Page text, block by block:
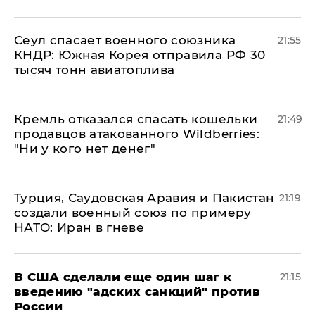
​Сеул спасает военного союзника
КНДР: Южная Корея отправила РФ 30
тысяч тонн авиатоплива
21:55
Кремль отказался спасать кошельки
продавцов атакованного Wildberries:
"Ни у кого нет денег"
21:49
Турция, Саудовская Аравия и Пакистан
создали военный союз по примеру
НАТО: Иран в гневе
21:19
В США сделали еще один шаг к
введению "адских санкций" против
России
21:15